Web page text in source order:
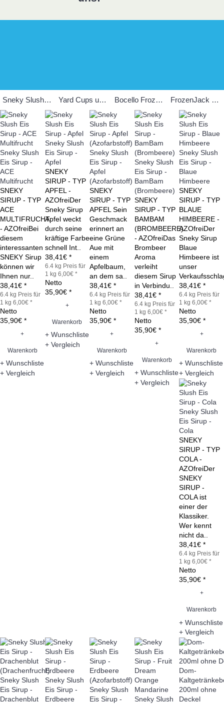
Sneky Slush Sirup Yard Cups und Becher Bocello Frozen Drinks FrozenJack Eismaschinen
Sneky Slush
Eis Sirup -
ACE
Multifrucht
SNEKY
SIRUP - TYP
ACE
MULTIFRUCHT
- AZOfreiBei
diesem
interessanten
SNEKY Sirup
können wir
Ihnen nur..
38,41€ *
6.4 kg Preis für
1 kg 6,00€ *
Netto
35,90€ *
+
Warenkorb
+ Wunschliste
+ Vergleich
Sneky Slush
Eis Sirup -
Apfel
SNEKY
SIRUP - TYP
APFEL -
AZOfreiDer
Sneky Sirup
Apfel weckt
durch seine
kräftige Farbe
schnell Int..
38,41€ *
6.4 kg Preis für
1 kg 6,00€ *
Netto
35,90€ *
+
Warenkorb
+ Wunschliste
+ Vergleich
Sneky Slush
Eis Sirup -
Apfel
(Azofarbstoff)
SNEKY
SIRUP - TYP
APFEL Sein
Geschmack
erinnert an
eine Grüne
Aue mit
einem
Apfelbaum,
an dem sa..
38,41€ *
6.4 kg Preis für
1 kg 6,00€ *
Netto
35,90€ *
+
Warenkorb
+ Wunschliste
+ Vergleich
Sneky Slush
Eis Sirup -
BamBam
(Brombeere)
SNEKY
SIRUP - TYP
BAMBAM
(BROMBEERE)
- AZOfreiDas
Brombeer
Aroma
verleiht
diesem Sirup
in Verbindu..
38,41€ *
6.4 kg Preis für
1 kg 6,00€ *
Netto
35,90€ *
+
Warenkorb
+ Wunschliste
+ Vergleich
Sneky Slush
Eis Sirup -
Blaue
Himbeere
SNEKY
SIRUP - TYP
BLAUE
HIMBEERE -
AZOfreiDer
Sneky Sirup
Blaue
Himbeere ist
unser
38,41€ *
6.4 kg Preis für
1 kg 6,00€ *
Netto
35,90€ *
+
Warenkorb
+ Wunschliste
+ Vergleich
Sneky Slush
Eis Sirup -
Cola
SNEKY
SIRUP - TYP
COLA -
AZOfreiDer
SNEKY
SIRUP -
COLA ist
einer der
Klassiker.
Wer kennt
nicht da..
38,41€ *
6.4 kg Preis für
1 kg 6,00€ *
Netto
35,90€ *
+
Warenkorb
+ Wunschliste
+ Vergleich
Sneky Slush
Eis Sirup -
Drachenblut
Sneky Slush
Eis Sirup -
Erdbeere
Sneky Slush
Eis Sirup -
Sneky Slush
Dom-
200ml ohne
Deckel